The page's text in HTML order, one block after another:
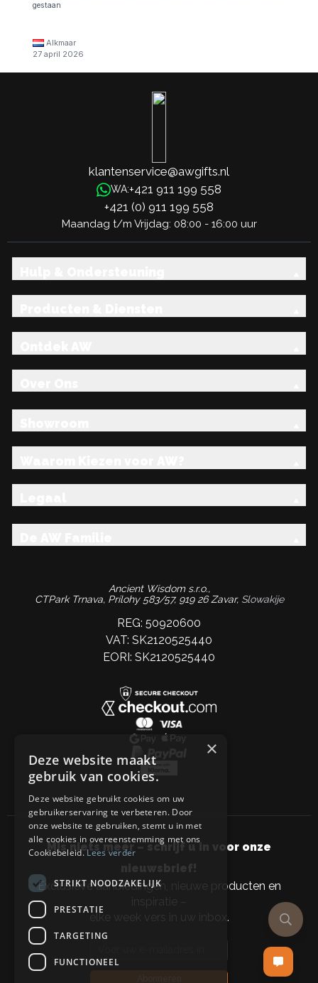
gestaan
Alkmaar
27 april 2026
klantenservice@awgifts.nl
WA:+421 911 199 558
+421 (0) 911 199 558
Maandag t/m Vrijdag: 08:00 - 16:00 uur
Ancient Wisdom s.r.o.,
CTPark Trnava, Prílohy 583/57, 919 26 Zavar, Slowakije
REG: 50920600
VAT: SK2120525440
EORI: SK2120525440
Mis niets meer – schrijf u in voor onze
nieuwsbrief!
Exclusieve aanbiedingen, nieuwe producten en
inspiratie –
elke week vers in uw inbox.
×
Deze website maakt
gebruik van cookies.
Deze website gebruikt cookies om uw
gebruikerservaring te verbeteren. Door
onze website te gebruiken, stemt u in met
alle cookies in overeenstemming met ons
Cookiebeleid.Lees verder
STRIKT NOODZAKELIJK
PRESTATIE
TARGETING
FUNCTIONEEL